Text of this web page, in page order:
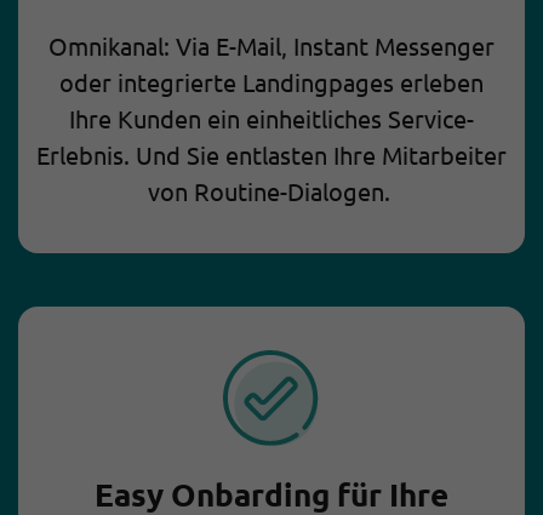
Omnikanal: Via E-Mail, Instant Messenger
oder integrierte Landingpages erleben
Ihre Kunden ein einheitliches Service-
Erlebnis. Und Sie entlasten Ihre Mitarbeiter
von Routine-Dialogen.
Easy Onbarding für Ihre